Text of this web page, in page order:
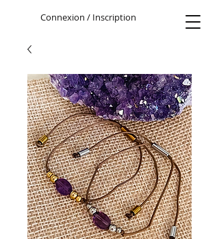
Connexion / Inscription